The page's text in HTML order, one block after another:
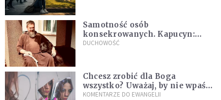
Samotność osób
konsekrowanych. Kapucyn:
Życie w pojedynkę rzadko jest
DUCHOWOŚĆ
Chcesz zrobić dla Boga
wszystko? Uważaj, by nie wpaść
w groźną pułapkę
KOMENTARZE DO EWANGELII